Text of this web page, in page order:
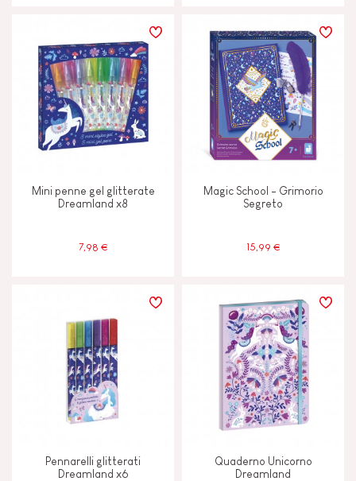
Mini penne gel glitterate
Dreamland x8
7,98 €
Magic School - Grimorio
Segreto
15,99 €
Pennarelli glitterati
Dreamland x6
Quaderno Unicorno
Dreamland